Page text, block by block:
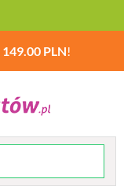
149.00 PLN!